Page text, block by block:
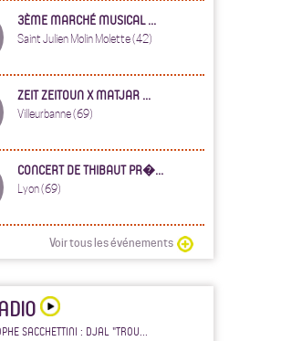
3ÈME MARCHÉ MUSICAL ...
Saint Julien Molin Molette (42)
ZEIT ZEITOUN X MATJAR ...
Villeurbanne (69)
CONCERT DE THIBAUT PR�...
Lyon (69)
Voir tous les événements
SACCHETTINI : DJAL "TROU...